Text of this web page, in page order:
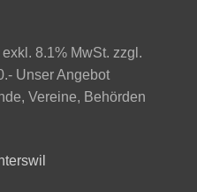
8.1% MwSt. zzgl.
Unser Angebot
Vereine, Behörden